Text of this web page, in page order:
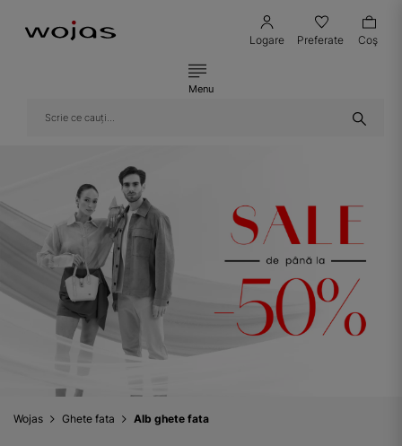
Logare Preferate Coş
Menu
Wojas Ghete fata Alb ghete fata